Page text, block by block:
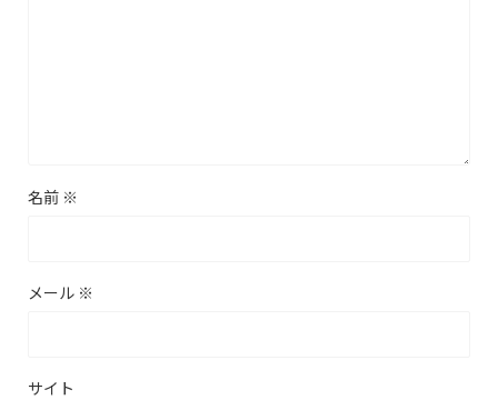
名前 ※
メール ※
サイト